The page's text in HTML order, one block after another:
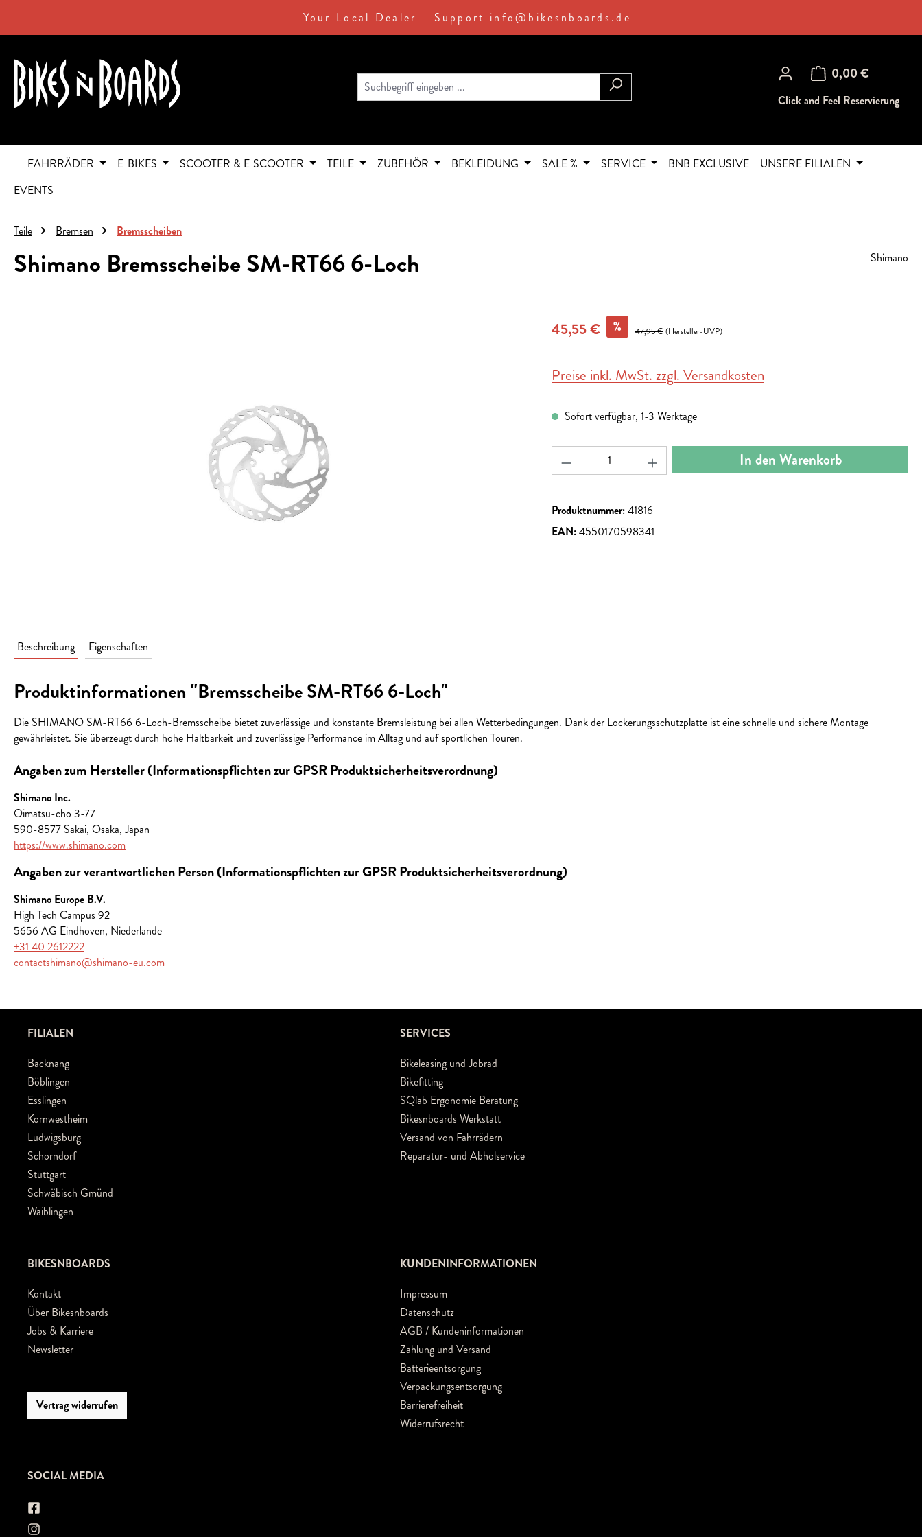
- Your Local Dealer - Support info@bikesnboards.de
0,00 €
Warenkorb enthält 0
Click and Feel Reservierung
FAHRRÄDER E-BIKES SCOOTER & E-SCOOTER TEILE ZUBEHÖR BEKLEIDUNG SALE % SERVICE BNB EXCLUSIVE
UNSERE FILIALEN
EVENTS
Teile Bremsen Bremsscheiben
Shimano Bremsscheibe SM-RT66 6-Loch Shimano
45,55 € % 47,95 €(Hersteller-UVP)
Preise inkl. MwSt. zzgl. Versandkosten
Sofort verfügbar, 1-3 Werktage
Produkt Anzahl: Gib den gewünschten Wert ein oder
In den Warenkorb
Produktnummer:41816
EAN:4550170598341
Beschreibung Eigenschaften
Produktinformationen "Bremsscheibe SM-RT66 6-Loch"
Die SHIMANO SM-RT66 6-Loch-Bremsscheibe bietet zuverlässige und konstante Bremsleistung bei allen Wetterbedingungen. Dank der Lockerungsschutzplatte ist eine schnelle und sichere Montage
gewährleistet. Sie überzeugt durch hohe Haltbarkeit und zuverlässige Performance im Alltag und auf sportlichen Touren.
Angaben zum Hersteller (Informationspflichten zur GPSR Produktsicherheitsverordnung)
Shimano Inc.
Oimatsu-cho 3-77
590-8577 Sakai, Osaka, Japan
https://www.shimano.com
Angaben zur verantwortlichen Person (Informationspflichten zur GPSR Produktsicherheitsverordnung)
Shimano Europe B.V.
High Tech Campus 92
5656 AG Eindhoven, Niederlande
+31 40 2612222
contactshimano@shimano-eu.com
FILIALEN
Backnang
Böblingen
Esslingen
Kornwestheim
Ludwigsburg
Schorndorf
Stuttgart
Schwäbisch Gmünd
Waiblingen
SERVICES
Bikeleasing und Jobrad
Bikefitting
SQlab Ergonomie Beratung
Bikesnboards Werkstatt
Versand von Fahrrädern
Reparatur- und Abholservice
BIKESNBOARDS
Kontakt
Über Bikesnboards
Jobs & Karriere
Newsletter
Vertrag widerrufen
KUNDENINFORMATIONEN
Impressum
Datenschutz
AGB / Kundeninformationen
Zahlung und Versand
Batterieentsorgung
Verpackungsentsorgung
Barrierefreiheit
Widerrufsrecht
SOCIAL MEDIA